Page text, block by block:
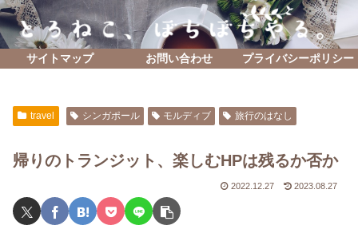
サイトマップ お問い合わせ プライバシーポリシー
travel シンガポール モルディブ 旅行のはなし
帰りのトランジット、楽しむHPは残るか否か
2022.12.27 2023.08.27